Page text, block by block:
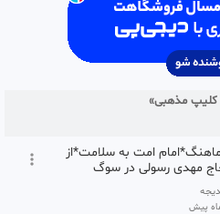
مذهبی»
امام خامنه ای
*آقای من*با نوای حسین
در سوگ شهادت امام
خامنه ای
امت به سلامت*از
مهدی رسولی در سوگ
امام خامنه ای